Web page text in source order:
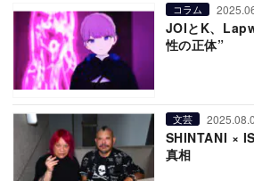
コラム
JOIとK、
性の正体”
文芸
SHINTANI ×
真相